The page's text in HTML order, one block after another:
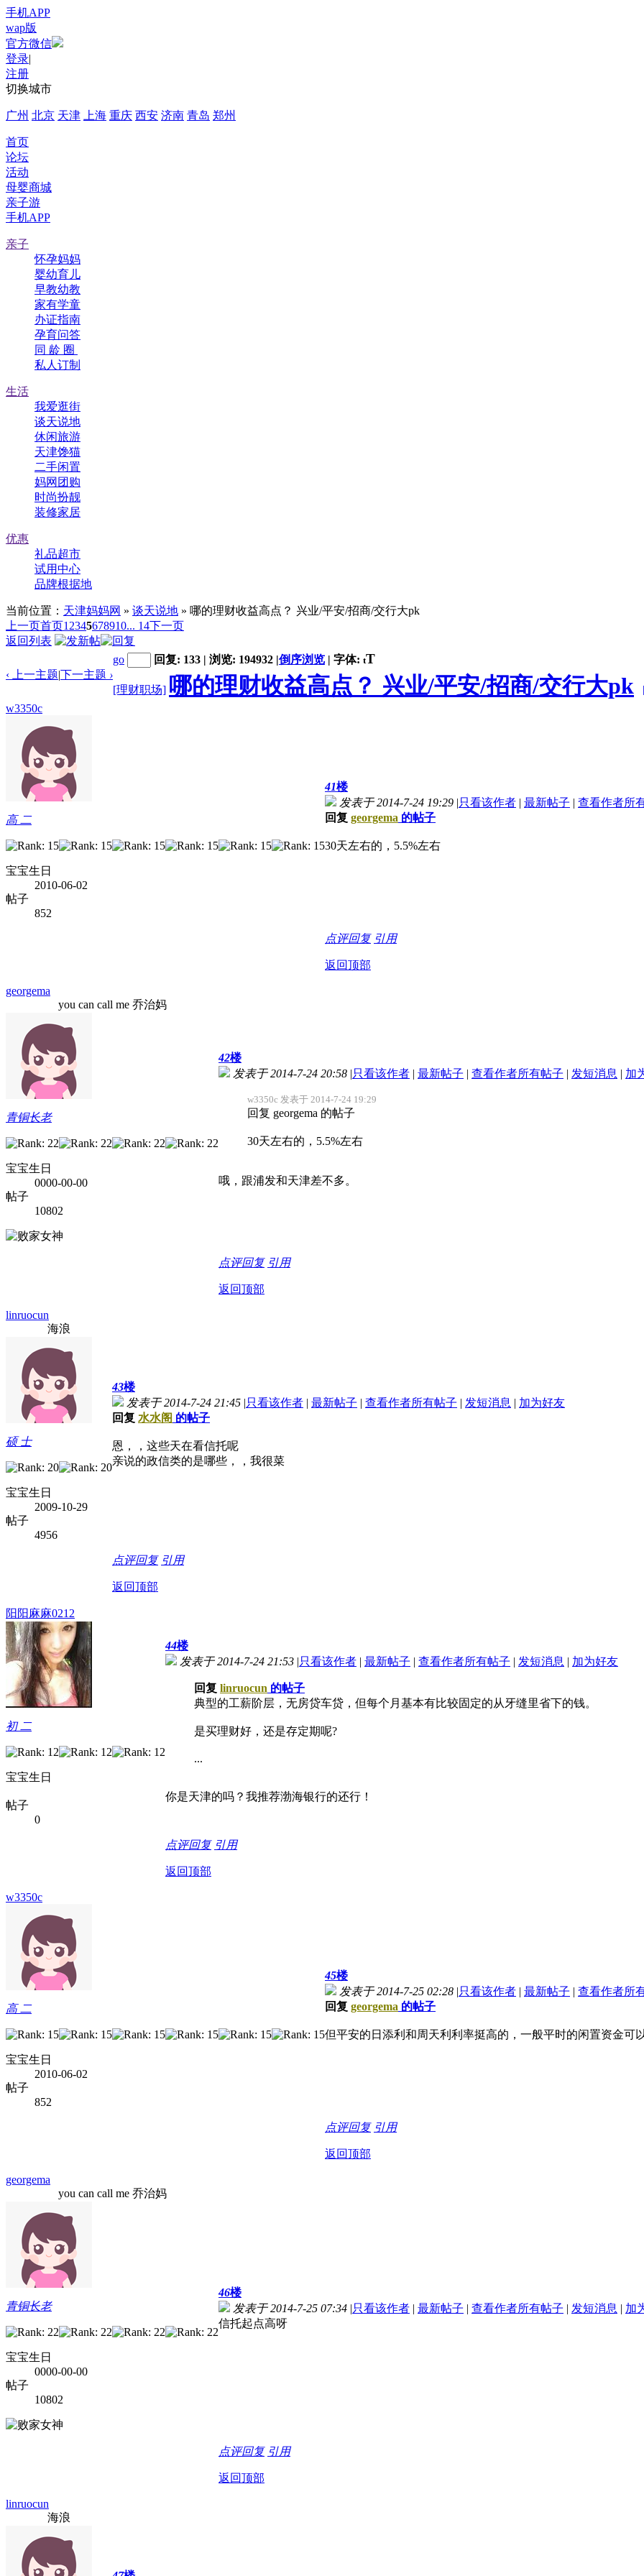
手机APP
wap版
官方微信
登录|
注册
切换城市
广州 北京 天津 上海 重庆 西安 济南 青岛 郑州
首页
论坛
活动
母婴商城
亲子游
手机APP
亲子
怀孕妈妈
婴幼育儿
早教幼教
家有学童
办证指南
孕育问答
同 龄 圈
私人订制
生活
我爱逛街
谈天说地
休闲旅游
天津馋猫
二手闲置
妈网团购
时尚扮靓
装修家居
优惠
礼品超市
试用中心
品牌根据地
当前位置： 天津妈妈网 » 谈天说地 » 哪的理财收益高点？ 兴业/平安/招商/交行大pk
上一页首页1 2345678910... 14下一页
返回列表
‹ 上一主题|下一主题 ›
go 回复: 133 | 浏览: 194932 |倒序浏览 | 字体: tT
[理财职场] 哪的理财收益高点？ 兴业/平安/招商/交行大pk
w3350c
高 二
宝宝生日
2010-06-02
帖子
852
41楼
发表于 2014-7-24 19:29 |只看该作者 | 最新帖子 | 查看作者所
回复 georgema 的帖子
30天左右的，5.5%左右
点评回复 引用
返回顶部
georgema
you can call me 乔治妈
青铜长老
宝宝生日
0000-00-00
帖子
10802
42楼
发表于 2014-7-24 20:58 |只看该作者 | 最新帖子 | 查看作者所有帖子 | 发短消息 | 加
w3350c 发表于 2014-7-24 19:29
回复 georgema 的帖子
30天左右的，5.5%左右
哦，跟浦发和天津差不多。
点评回复 引用
返回顶部
linruocun
海浪
硕 士
宝宝生日
2009-10-29
帖子
4956
43楼
发表于 2014-7-24 21:45 |只看该作者 | 最新帖子 | 查看作者所有帖子 | 发短消息 | 加为好友
回复 水水阁 的帖子
恩，，这些天在看信托呢
亲说的政信类的是哪些，，我很菜
点评回复 引用
返回顶部
阳阳麻麻0212
初 二
宝宝生日
帖子
0
44楼
发表于 2014-7-24 21:53 |只看该作者 | 最新帖子 | 查看作者所有帖子 | 发短消息 | 加为好友
回复 linruocun 的帖子
典型的工薪阶层，无房贷车贷，但每个月基本有比较固定的从牙缝里省下的钱。
是买理财好，还是存定期呢?
...
你是天津的吗？我推荐渤海银行的还行！
点评回复 引用
返回顶部
w3350c
高 二
宝宝生日
2010-06-02
帖子
852
45楼
发表于 2014-7-25 02:28 |只看该作者 | 最新帖子 | 查看作者所
回复 georgema 的帖子
但平安的日添利和周天利利率挺高的，一般平时的闲置资金可
点评回复 引用
返回顶部
georgema
you can call me 乔治妈
青铜长老
宝宝生日
0000-00-00
帖子
10802
46楼
发表于 2014-7-25 07:34 |只看该作者 | 最新帖子 | 查看作者所有帖子 | 发短消息 | 加
信托起点高呀
点评回复 引用
返回顶部
linruocun
海浪